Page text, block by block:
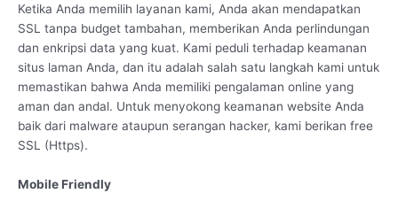
Ketika Anda memilih layanan kami, Anda akan mendapatkan
SSL tanpa budget tambahan, memberikan Anda perlindungan
dan enkripsi data yang kuat. Kami peduli terhadap keamanan
situs laman Anda, dan itu adalah salah satu langkah kami untuk
memastikan bahwa Anda memiliki pengalaman online yang
aman dan andal. Untuk menyokong keamanan website Anda
baik dari malware ataupun serangan hacker, kami berikan free
SSL (Https).
Mobile Friendly